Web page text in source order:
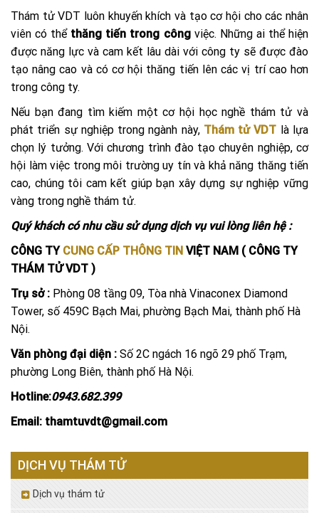
Thám tử VDT luôn khuyến khích và tạo cơ hội cho các nhân
viên có thể thăng tiến trong công việc. Những ai thể hiện
được năng lực và cam kết lâu dài với công ty sẽ được đào
tạo nâng cao và có cơ hội thăng tiến lên các vị trí cao hơn
trong công ty.
Nếu bạn đang tìm kiếm một cơ hội học nghề thám tử và
phát triển sự nghiệp trong ngành này, Thám tử VDT là lựa
chọn lý tưởng. Với chương trình đào tạo chuyên nghiệp, cơ
hội làm việc trong môi trường uy tín và khả năng thăng tiến
cao, chúng tôi cam kết giúp bạn xây dựng sự nghiệp vững
vàng trong nghề thám tử.
Quý khách có nhu cầu sử dụng dịch vụ vui lòng liên hệ :
CÔNG TY CUNG CẤP THÔNG TIN VIỆT NAM ( CÔNG TY
THÁM TỬ VDT )
Trụ sở : Phòng 08 tầng 09, Tòa nhà Vinaconex Diamond
Tower, số 459C Bạch Mai, phường Bạch Mai, thành phố Hà
Nội.
Văn phòng đại diện : Số 2C ngách 16 ngõ 29 phố Trạm,
phường Long Biên, thành phố Hà Nội.
Hotline:0943.682.399
Email: thamtuvdt@gmail.com
DỊCH VỤ THÁM TỬ
Dịch vụ thám tử